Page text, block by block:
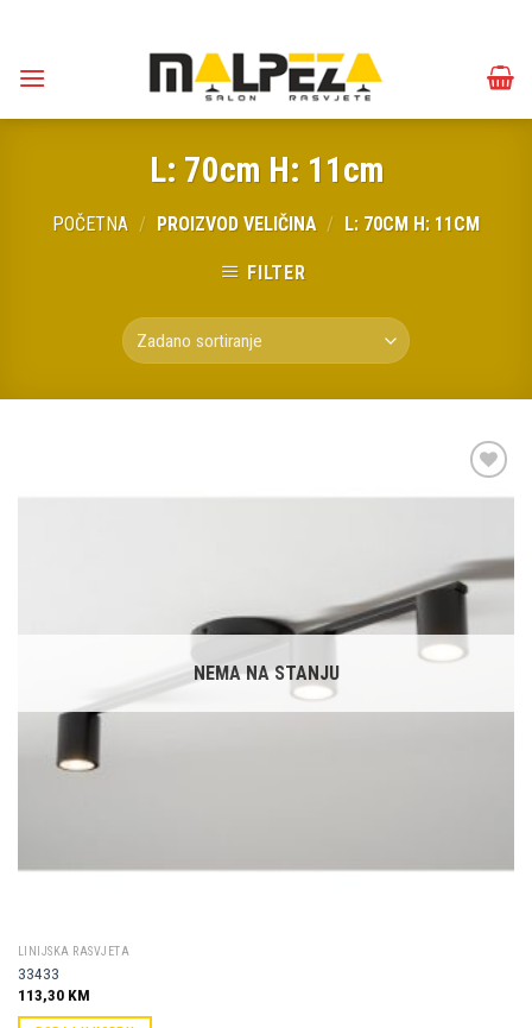
content
L: 70cm H: 11cm
POČETNA / PROIZVOD VELIČINA / L: 70CM H: 11CM
FILTER
NEMA NA STANJU
LINIJSKA RASVJETA
33433
113,30 KM